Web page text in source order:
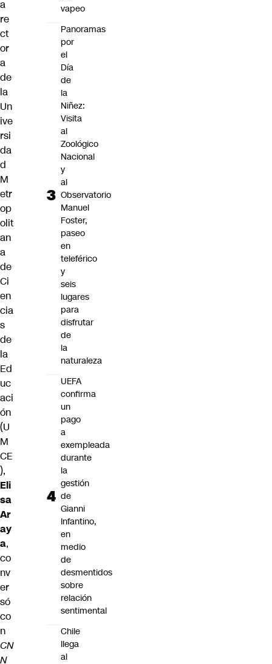
a
re
ct
or
a
de
la
Un
ive
rsi
da
d
M
etr
op
olit
an
a
de
Ci
en
cia
s
de
la
Ed
uc
aci
ón
(U
M
CE
),
Eli
sa
Ar
ay
a,
co
nv
er
só
co
n
CN
N
vapeo
Panoramas
por
el
Día
de
la
Niñez:
Visita
al
Zoológico
Nacional
y
al
Observatorio
Manuel
Foster,
paseo
en
teleférico
y
seis
lugares
para
disfrutar
de
la
naturaleza
UEFA
confirma
un
pago
a
exempleada
durante
la
gestión
de
Gianni
Infantino,
en
medio
de
desmentidos
sobre
relación
sentimental
Chile
llega
al